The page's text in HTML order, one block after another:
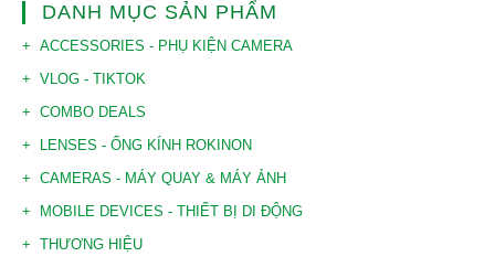
DANH MỤC SẢN PHẨM
ACCESSORIES - PHỤ KIỆN CAMERA
VLOG - TIKTOK
COMBO DEALS
LENSES - ỐNG KÍNH ROKINON
CAMERAS - MÁY QUAY & MÁY ẢNH
MOBILE DEVICES - THIẾT BỊ DI ĐỘNG
THƯƠNG HIỆU